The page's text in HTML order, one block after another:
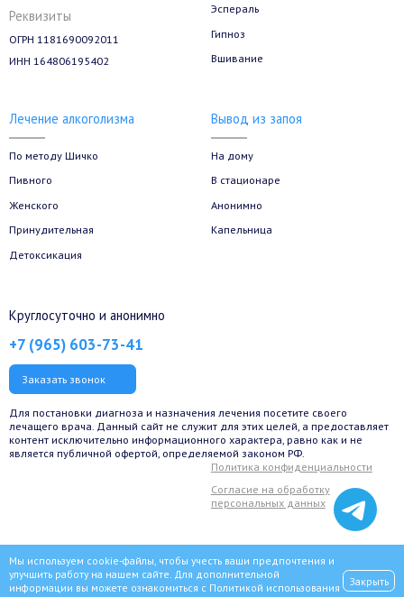
Реквизиты
ОГРН 1181690092011
ИНН 164806195402
Эспераль
Гипноз
Вшивание
Лечение алкоголизма
По методу Шичко
Пивного
Женского
Принудительная
Детоксикация
Вывод из запоя
На дому
В стационаре
Анонимно
Капельница
Круглосуточно и анонимно
+7 (965) 603-73-41
Заказать звонок
Для постановки диагноза и назначения лечения посетите своего
лечащего врача. Данный сайт не служит для этих целей, а предоставляет
контент исключительно информационного характера, равно как и не
является публичной офертой, определяемой законом РФ.
Политика конфиденциальности
Согласие на обработку
персональных данных
© 2022 Сеть наркологических клиник «ВИТА» для наркозависимых,
Мы используем cookie-файлы, чтобы учесть ваши предпочтения и
улучшить работу на нашем сайте. Для дополнительной
информации вы можете ознакомиться с Политикой использования
Закрыть